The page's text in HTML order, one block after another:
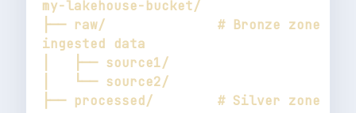
├── raw/              # Bronze zone -
├── processed/        # Silver zone -